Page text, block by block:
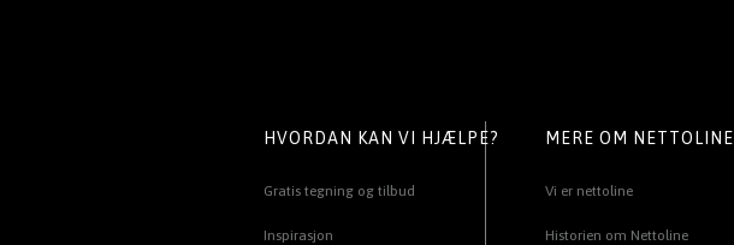
HVORDAN KAN VI HJÆLPE?
Gratis tegning og tilbud
Inspirasjon
MERE OM NETTOLINE
Vi er nettoline
Historien om Nettoline